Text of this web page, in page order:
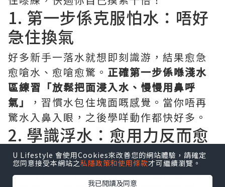
1. 第一步係克服怕水：唔好
急住換氣
好多新手一落水就想即刻識游，結果愈急
愈嗆水、愈嗆愈驚。 正確第一步係喺淺水
區練習「放鬆把面浸入水、慢慢用鼻呼
氣」
，習慣水包住塊面嘅感覺。當你唔再
驚水入鼻入眼，之後學咩動作都快好多。
2. 學識浮水：愈用力反而愈
沉
浮唔浮到水，唔係靠力，而是靠放鬆同肺
U Lifestyle 會使用Cookies來改善您的網站體驗，請確定
您同意接受本網站之私隱政策和使用條款才可繼續瀏覽。
我已閱讀及同意